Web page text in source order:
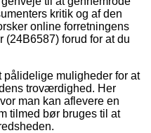
kritik og af den
online forretningens
(24B6587) forud for at du
pålidelige muligheder for at
troværdighed. Her
man kan aflevere en
tilmed bør bruges til at